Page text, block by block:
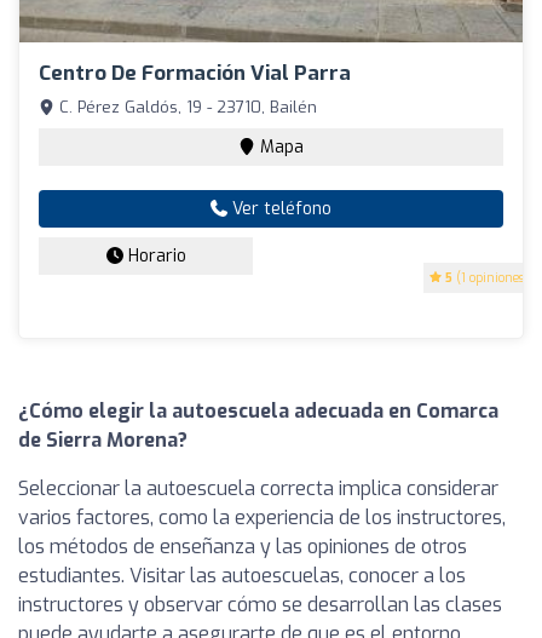
Centro De Formación Vial Parra
5 (1 opiniones)
C. Pérez Galdós, 19 - 23710, Bailén
Mapa
Ver teléfono
Horario
¿Cómo elegir la autoescuela adecuada en Comarca
de Sierra Morena?
Seleccionar la autoescuela correcta implica considerar
varios factores, como la experiencia de los instructores,
los métodos de enseñanza y las opiniones de otros
estudiantes. Visitar las autoescuelas, conocer a los
instructores y observar cómo se desarrollan las clases